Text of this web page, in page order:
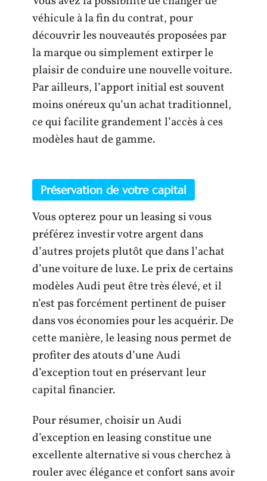
véhicule à la fin du contrat, pour
découvrir les nouveautés proposées par
la marque ou simplement extirper le
plaisir de conduire une nouvelle voiture.
Par ailleurs, l’apport initial est souvent
moins onéreux qu’un achat traditionnel,
ce qui facilite grandement l’accès à ces
modèles haut de gamme.
Préservation de votre capital
Vous opterez pour un leasing si vous
préférez investir votre argent dans
d’autres projets plutôt que dans l’achat
d’une voiture de luxe. Le prix de certains
modèles Audi peut être très élevé, et il
n’est pas forcément pertinent de puiser
dans vos économies pour les acquérir. De
cette manière, le leasing nous permet de
profiter des atouts d’une Audi
d’exception tout en préservant leur
capital financier.
Pour résumer, choisir un Audi
d’exception en leasing constitue une
excellente alternative si vous cherchez à
rouler avec élégance et confort sans avoir